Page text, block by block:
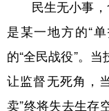
民生无小事，食
是某一地方的“
的“全民战役”。
让监督无死角，
卖”终将失去生存